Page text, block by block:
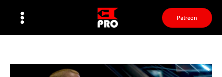
Patreon